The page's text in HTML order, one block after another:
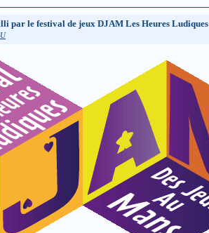
par le festival de jeux DJAM Les Heures Ludiques